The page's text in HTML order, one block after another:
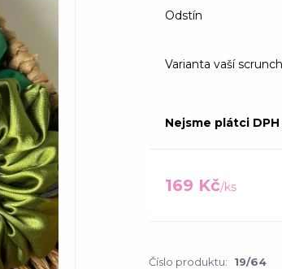
Odstín
Varianta vaší
Nejsme plátci DPH
169 Kč/ks
Číslo produktu: 19/64